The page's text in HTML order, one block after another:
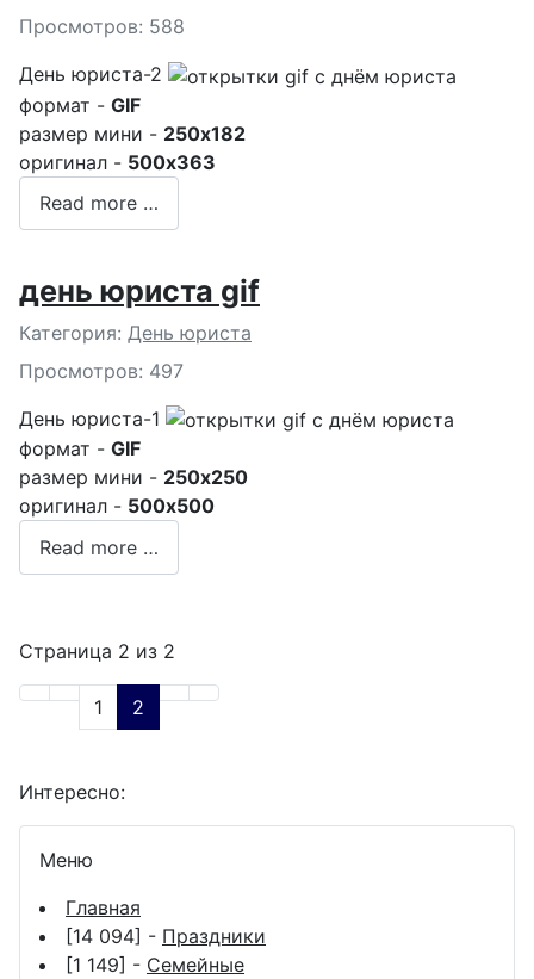
Просмотров: 588
День юриста-2
формат - GIF
размер мини - 250x182
оригинал - 500x363
Read more …
день юриста gif
Подробности
Категория: День юриста
Просмотров: 497
День юриста-1
формат - GIF
размер мини - 250x250
оригинал - 500x500
Read more …
Страница 2 из 2
1 2
Интересно:
Меню
Главная
[14 094] - Праздники
[1 149] - Семейные